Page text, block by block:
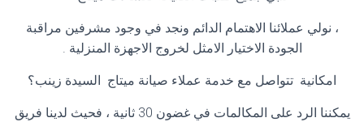
، نولي عملائنا الاهتمام الدائم ونجد في وجود مشرفين مراقبة
الجودة الاختيار الامثل لخروج الاجهزة المنزلية .
امكانية تتواصل مع خدمة عملاء صيانة ميتاج السيدة زينب؟
يمكننا الرد على المكالمات في غضون 30 ثانية ، فحيث لدينا فريق